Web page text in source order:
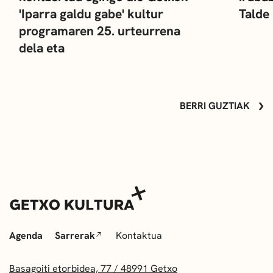
'Iparra galdu gabe' kultur
programaren 25. urteurrena
dela eta
BERRI GUZTIAK
Agenda Sarrerak Kontaktua
Basagoiti etorbidea, 77 / 48991 Getxo